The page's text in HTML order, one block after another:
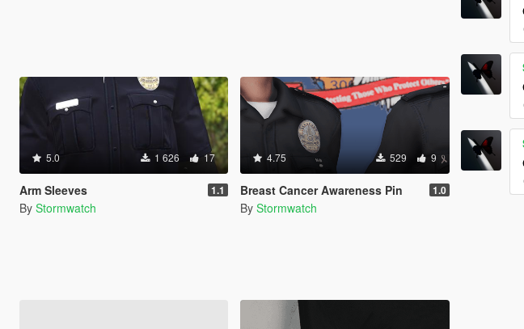
5.0 1 626 17
Arm Sleeves 1.1
By Stormwatch
4.75 529 9
Breast Cancer Awareness Pin 1.0
By Stormwatch